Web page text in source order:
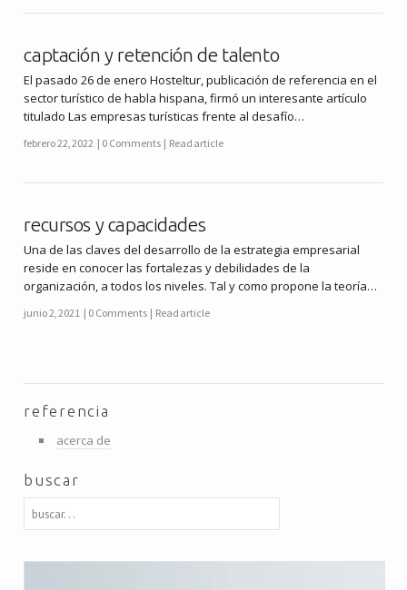
captación y retención de talento
El pasado 26 de enero Hosteltur, publicación de referencia en el
sector turístico de habla hispana, firmó un interesante artículo
titulado Las empresas turísticas frente al desafío…
febrero 22, 2022 0 Comments Read article
recursos y capacidades
Una de las claves del desarrollo de la estrategia empresarial
reside en conocer las fortalezas y debilidades de la
organización, a todos los niveles. Tal y como propone la teoría…
junio 2, 2021 0 Comments Read article
referencia
acerca de
buscar